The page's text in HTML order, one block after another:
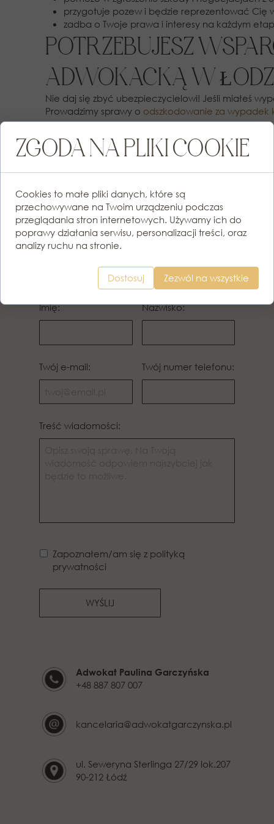
przygotuje pozew i będzie reprezentować Cię
zadba o Twoje prawa i interesy na każdym
POTRZEBUJESZ
ADWOKACKĄ W
Nie daj się zbyć ubezpieczycielowi! Jeśli miałeś
Prowadzimy sprawy o odszkodowanie za wypadek
SZUKASZ POMOCY
PRAWNEJ?
ZADZWOŃ LUB NAPISZ!
ul. Seweryna Sterlinga 27/29 lok.207
90-212 Łódź
kancelaria@adwokatgarczynska.pl
Adwokat Paulina Garczyńska
+48 887 807 007
Imię: Nazwisko:
Twój e-mail: Twój numer telefonu:
Treść wiadomości:
Zapoznałem/am się z polityką
prywatności
WYŚLIJ
ZGODA NA PLIKI COOKIE
Cookies to małe pliki danych, które są
przechowywane na Twoim urządzeniu podczas
przeglądania stron internetowych. Używamy ich do
poprawy działania serwisu, personalizacji treści, oraz
analizy ruchu na stronie.
Dostosuj Zezwól na wszystkie